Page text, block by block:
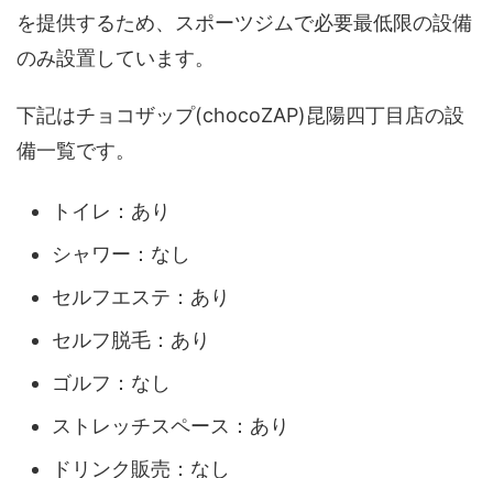
を提供するため、スポーツジムで必要最低限の設備
のみ設置しています。
下記はチョコザップ(chocoZAP)昆陽四丁目店の設
備一覧です。
トイレ：あり
シャワー：なし
セルフエステ：あり
セルフ脱毛：あり
ゴルフ：なし
ストレッチスペース：あり
ドリンク販売：なし